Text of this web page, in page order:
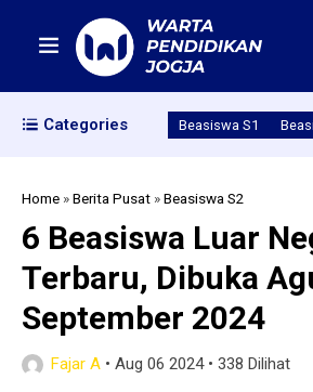
Categories Beasiswa S1
Home »Berita Pusat »Beasiswa S2
6 Beasiswa Luar
Terbaru, Dibuka
September 2024
Fajar A • Aug 06 2024• 338 Dilihat